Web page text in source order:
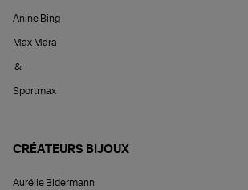
Anine Bing
Max Mara
&
Sportmax
CRÉATEURS BIJOUX
Aurélie Bidermann